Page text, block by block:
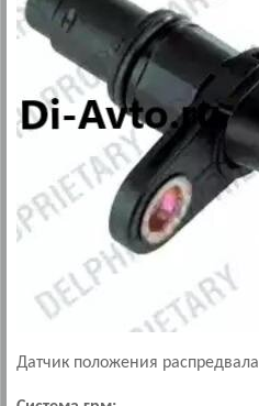
Датчик положения распредвала